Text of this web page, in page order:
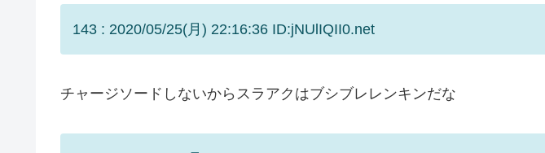
143 : 2020/05/25(月) 22:16:36 ID:jNUlIQII0.net
チャージソードしないからスラアクはブシブレレンキンだな